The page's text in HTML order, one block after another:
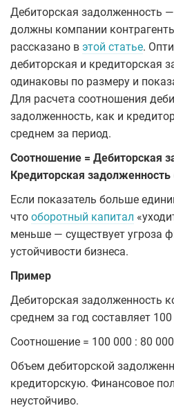
Дебиторская задолженность
должны компании
рассказано в этой статье.
дебиторская и кредиторская
одинаковы по размеру и
Для расчета соотношения
задолженность, как и
среднем за период.
Соотношение = Дебиторская
Кредиторская задолженность
Если показатель больше
что оборотный капитал
меньше — существует угроза
устойчивости бизнеса.
Пример
Дебиторская задолженность
среднем за год составляет
Соотношение = 100 000 : 80
Объем дебиторской
кредиторскую. Финансовое
неустойчиво.